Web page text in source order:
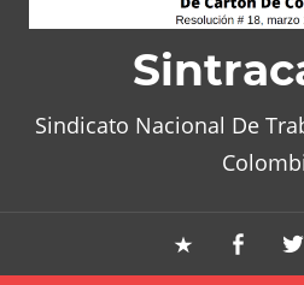
Sindicato Nacional De